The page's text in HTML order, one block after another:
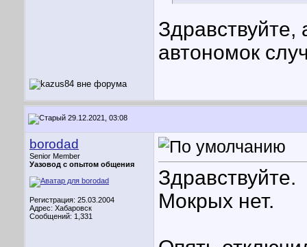
автономок
29.12.2021, 03:08
borodad
Senior Member
Уазовод с опытом общения
Регистрация: 25.03.2004
Адрес: Хабаровск
Сообщений: 1,331
Здравствуйте.
Мокрых нет.